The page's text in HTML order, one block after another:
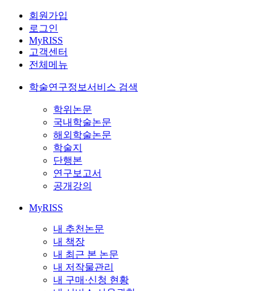
회원가입
로그인
MyRISS
고객센터
전체메뉴
학술연구정보서비스 검색
학위논문
국내학술논문
해외학술논문
학술지
단행본
연구보고서
공개강의
MyRISS
내 추천논문
내 책장
내 최근 본 논문
내 저작물관리
내 구매·신청 현황